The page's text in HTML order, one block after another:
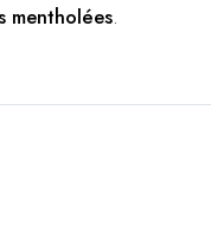
mentholées.